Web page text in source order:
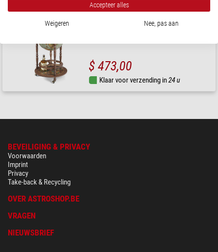
Zoffoli living
$ 473,00
Klaar voor verzending in24 u
BEVEILIGING & PRIVACY
Voorwaarden
Imprint
Privacy
Take-back & Recycling
OVER ASTROSHOP.BE
VRAGEN
NIEUWSBRIEF
Accepteer alles
Weigeren Nee, pas aan